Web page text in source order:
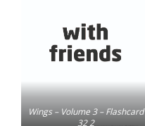
Wings – Volume 3 – Flashcard
32 2